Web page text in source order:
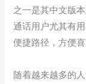
之一是其中文版
通话用户尤其有用
便捷路径，方便
随着越来越多的